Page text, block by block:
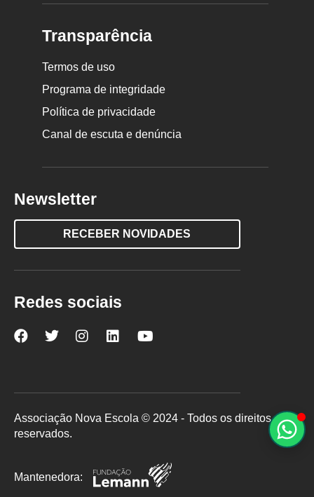
Transparência
Termos de uso
Programa de integridade
Política de privacidade
Canal de escuta e denúncia
Newsletter
RECEBER NOVIDADES
Redes sociais
Nova
Facebook
Nova
Twitter
Nova
Instagram
Nova
LinkedInYouTube
Associação Nova Escola © 2024 - Todos os direitos
reservados.
Mantenedora: